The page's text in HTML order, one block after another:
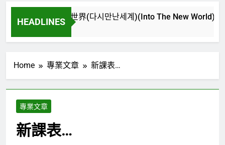
HEADLINES
再次重逢的世界(다시만난세계)(Into The New World) –
Home 專業文章 新課表…
專業文章
新課表…